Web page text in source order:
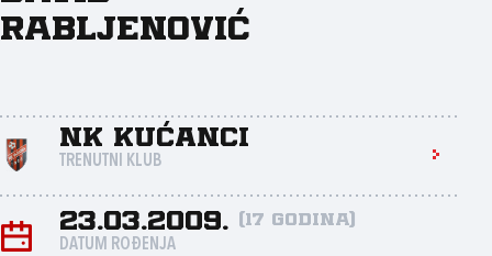
Rabljenović
NK Kućanci
TRENUTNI KLUB
23.03.2009. (17 godina)
DATUM ROĐENJA